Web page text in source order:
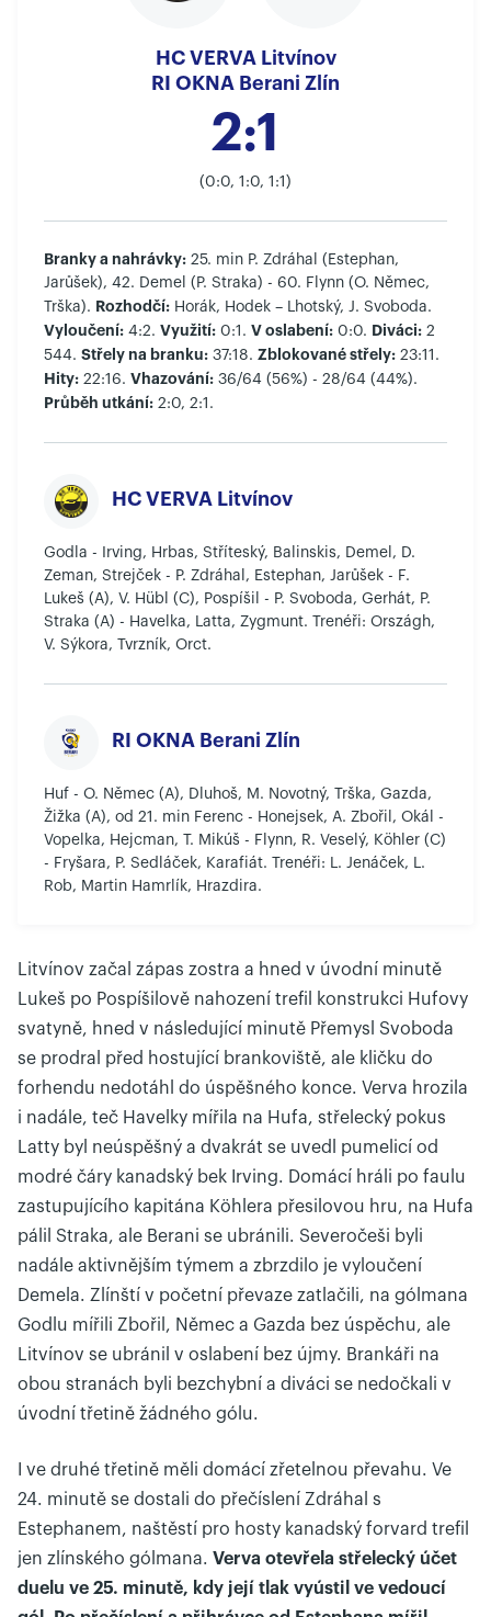
HC VERVA Litvínov
RI OKNA Berani Zlín
2:1
(0:0, 1:0, 1:1)
Branky a nahrávky: 25. min P. Zdráhal (Estephan,
Jarůšek), 42. Demel (P. Straka) - 60. Flynn (O. Němec,
Trška). Rozhodčí: Horák, Hodek – Lhotský, J. Svoboda.
Vyloučení: 4:2. Využití: 0:1. V oslabení: 0:0. Diváci: 2
544. Střely na branku: 37:18. Zblokované střely: 23:11.
Hity: 22:16. Vhazování: 36/64 (56%) - 28/64 (44%).
Průběh utkání: 2:0, 2:1.
HC VERVA Litvínov
Godla - Irving, Hrbas, Stříteský, Balinskis, Demel, D.
Zeman, Strejček - P. Zdráhal, Estephan, Jarůšek - F.
Lukeš (A), V. Hübl (C), Pospíšil - P. Svoboda, Gerhát, P.
Straka (A) - Havelka, Latta, Zygmunt. Trenéři: Országh,
V. Sýkora, Tvrzník, Orct.
RI OKNA Berani Zlín
Huf - O. Němec (A), Dluhoš, M. Novotný, Trška, Gazda,
Žižka (A), od 21. min Ferenc - Honejsek, A. Zbořil, Okál -
Vopelka, Hejcman, T. Mikúš - Flynn, R. Veselý, Köhler (C)
- Fryšara, P. Sedláček, Karafiát. Trenéři: L. Jenáček, L.
Rob, Martin Hamrlík, Hrazdira.
Litvínov začal zápas zostra a hned v úvodní minutě
Lukeš po Pospíšilově nahození trefil konstrukci Hufovy
svatyně, hned v následující minutě Přemysl Svoboda
se prodral před hostující brankoviště, ale kličku do
forhendu nedotáhl do úspěšného konce. Verva hrozila
i nadále, teč Havelky mířila na Hufa, střelecký pokus
Latty byl neúspěšný a dvakrát se uvedl pumelicí od
modré čáry kanadský bek Irving. Domácí hráli po faulu
zastupujícího kapitána Köhlera přesilovou hru, na Hufa
pálil Straka, ale Berani se ubránili. Severočeši byli
nadále aktivnějším týmem a zbrzdilo je vyloučení
Demela. Zlínští v početní převaze zatlačili, na gólmana
Godlu mířili Zbořil, Němec a Gazda bez úspěchu, ale
Litvínov se ubránil v oslabení bez újmy. Brankáři na
obou stranách byli bezchybní a diváci se nedočkali v
úvodní třetině žádného gólu.
I ve druhé třetině měli domácí zřetelnou převahu. Ve
24. minutě se dostali do přečíslení Zdráhal s
Estephanem, naštěstí pro hosty kanadský forvard trefil
jen zlínského gólmana. Verva otevřela střelecký účet
duelu ve 25. minutě, kdy její tlak vyústil ve vedoucí